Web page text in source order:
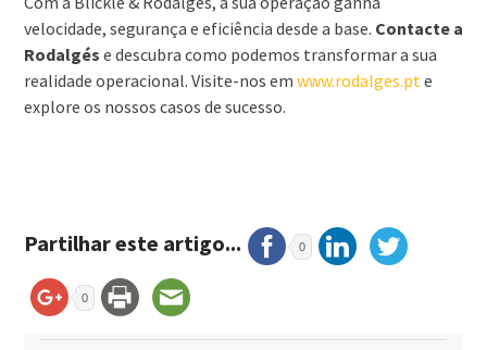
velocidade, segurança e eficiência desde a base. Contacte a
Rodalgés e descubra como podemos transformar a sua
realidade operacional. Visite-nos em www.rodalges.pt e
explore os nossos casos de sucesso.
Partilhar este artigo... 0
0